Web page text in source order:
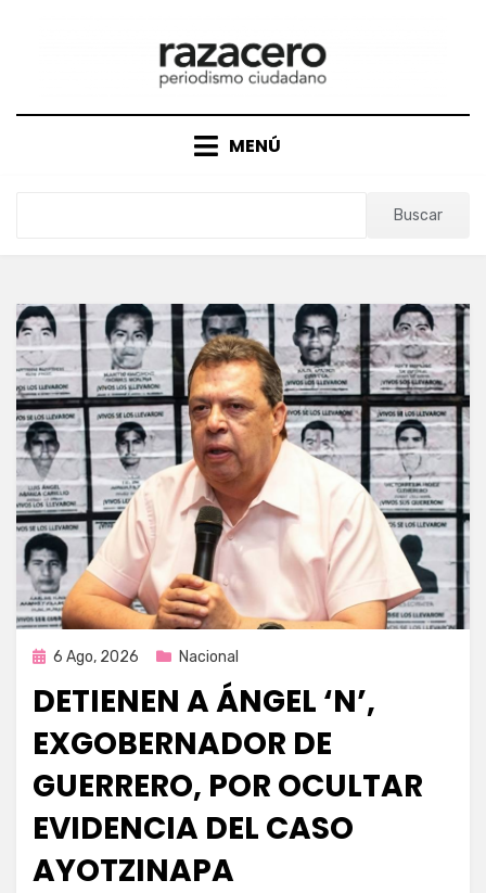
MENÚ
Buscar
Publicada
6 Ago, 2026 Nacional
DETIENEN A ÁNGEL ‘N’,
EXGOBERNADOR DE
GUERRERO, POR OCULTAR
EVIDENCIA DEL CASO
AYOTZINAPA